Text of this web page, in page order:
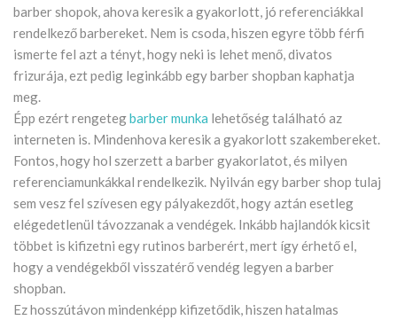
barber shopok, ahova keresik a gyakorlott, jó referenciákkal
rendelkező barbereket. Nem is csoda, hiszen egyre több férfi
ismerte fel azt a tényt, hogy neki is lehet menő, divatos
frizurája, ezt pedig leginkább egy barber shopban kaphatja
meg.
Épp ezért rengetegbarber munka lehetőség található az
interneten is. Mindenhova keresik a gyakorlott szakembereket.
Fontos, hogy hol szerzett a barber gyakorlatot, és milyen
referenciamunkákkal rendelkezik. Nyilván egy barber shop tulaj
sem vesz fel szívesen egy pályakezdőt, hogy aztán esetleg
elégedetlenül távozzanak a vendégek. Inkább hajlandók kicsit
többet is kifizetni egy rutinos barberért, mert így érhető el,
hogy a vendégekből visszatérő vendég legyen a barber
shopban.
Ez hosszútávon mindenképp kifizetődik, hiszen hatalmas